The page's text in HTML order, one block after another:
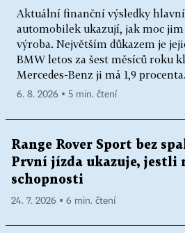
Aktuální finanční výsledky
automobilek ukazují, jak moc jim
výroba. Největším důkazem je
BMW letos za šest měsíců roku
Mercedes-Benz ji má 1,9
6. 8. 2026 ▪ 5 min. čtení
Range Rover Sport bez
První jízda ukazuje, jestli
schopnosti
24. 7. 2026 ▪ 6 min. čtení